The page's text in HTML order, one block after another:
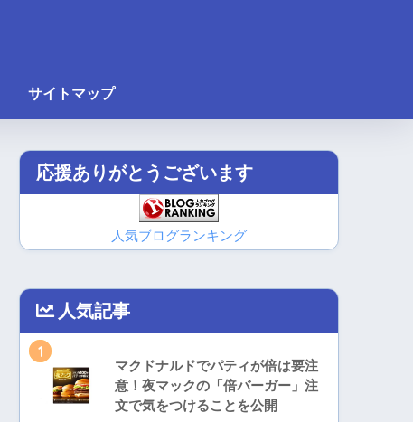
サイトマップ
応援ありがとうございます
人気ブログランキング
人気記事
1
マクドナルドでパティが倍は要注
意！夜マックの「倍バーガー」注
文で気をつけることを公開